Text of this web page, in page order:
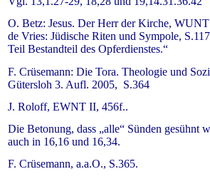
O. Betz: Jesus. Der Herr der Kirche,
de Vries: Jüdische Riten und Sympole,
Teil Bestandteil des Opferdienstes.“
F. Crüsemann: Die Tora. Theologie und
Gütersloh 3. Aufl. 2005, S.364
J. Roloff, EWNT II, 456f..
Die Betonung, dass „alle“ Sünden gesühnt
auch in 16,16 und 16,34.
F. Crüsemann, a.a.O., S.365.